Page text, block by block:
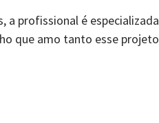
a profissional é especializada
que amo tanto esse projeto